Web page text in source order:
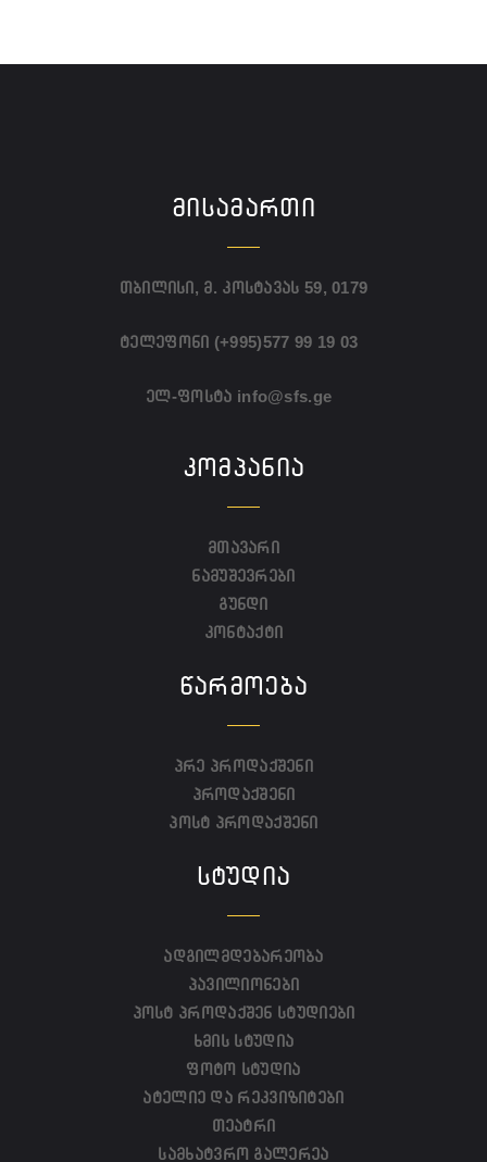
ᲛᲘᲡᲐᲛᲐᲠᲗᲘ
თბილისი, მ. კოსტავას 59, 0179
ტელეფონი (+995)577 99 19 03
ელ-ფოსტა info@sfs.ge
ᲙᲝᲛᲞᲐᲜᲘᲐ
მთავარი
ნამუშევრები
გუნდი
კონტაქტი
ᲬᲐᲠᲛᲝᲔᲑᲐ
პრე პროდაქშენი
პროდაქშენი
პოსტ პროდაქშენი
ᲡᲢᲣᲓᲘᲐ
ადგილმდებარეობა
პავილიონები
პოსტ პროდაქშენ სტუდიები
ხმის სტუდია
ფოტო სტუდია
ატელიე და რეკვიზიტები
თეატრი
სამხატვრო გალერეა